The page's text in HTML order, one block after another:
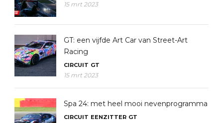
15 mrt 2023
GT: een vijfde Art Car van Street-Art
Racing
CIRCUIT GT
15 mrt 2023
Spa 24: met heel mooi nevenprogramma
CIRCUIT EENZITTER GT